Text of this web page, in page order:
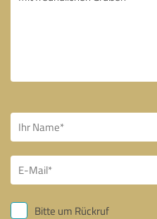
Bitte um Rückruf